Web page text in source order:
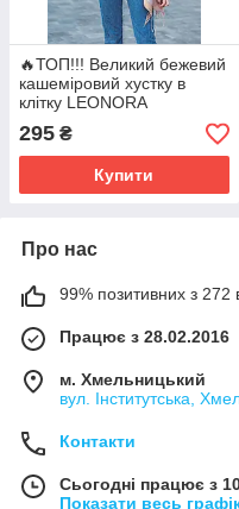
🔥ТОП!!! Великий бежевий
кашеміровий хустку в
клітку LEONORA
295 ₴
Купити
Про нас
99% позитивних з 272
Працює з 28.02.2016
м. Хмельницький
вул. Інститутська,
Контакти
Сьогодні працює з
Показати весь